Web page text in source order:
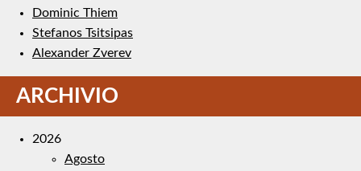
Dominic Thiem
Stefanos Tsitsipas
Alexander Zverev
ARCHIVIO
2026
Agosto